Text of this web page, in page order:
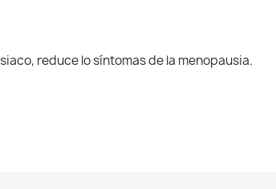
reduce lo síntomas de la menopausia.